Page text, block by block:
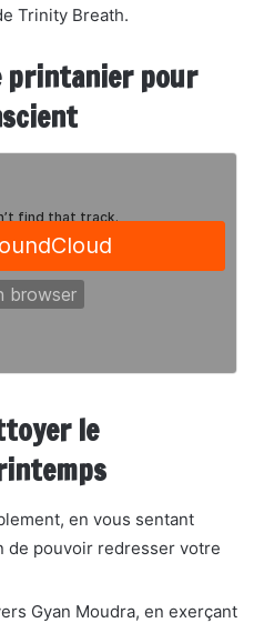
Trinity Breath.
printanier pour
le
en vous sentant
de pouvoir redresser votre
Gyan Moudra, en exerçant